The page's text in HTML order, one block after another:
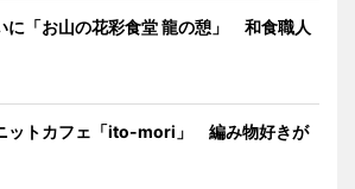
に「お山の花彩食堂 龍の憩」 和食職人
ットカフェ「ito-mori」 編み物好きが